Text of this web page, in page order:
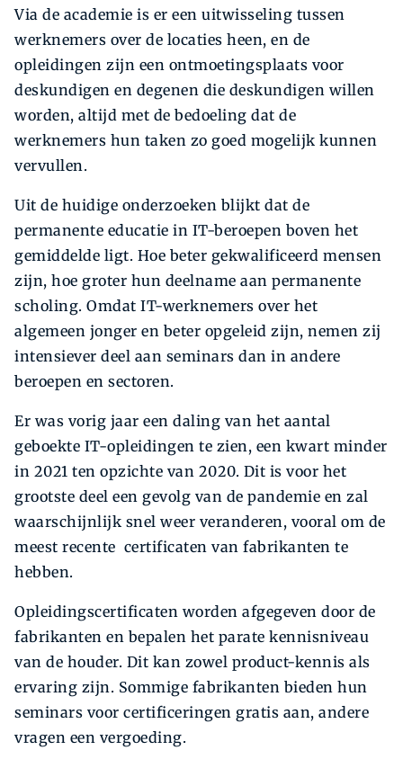
Via de academie is er een uitwisseling tussen
werknemers over de locaties heen, en de
opleidingen zijn een ontmoetingsplaats voor
deskundigen en degenen die deskundigen willen
worden, altijd met de bedoeling dat de
werknemers hun taken zo goed mogelijk kunnen
vervullen.
Uit de huidige onderzoeken blijkt dat de
permanente educatie in IT-beroepen boven het
gemiddelde ligt. Hoe beter gekwalificeerd mensen
zijn, hoe groter hun deelname aan permanente
scholing. Omdat IT-werknemers over het
algemeen jonger en beter opgeleid zijn, nemen zij
intensiever deel aan seminars dan in andere
beroepen en sectoren.
Er was vorig jaar een daling van het aantal
geboekte IT-opleidingen te zien, een kwart minder
in 2021 ten opzichte van 2020. Dit is voor het
grootste deel een gevolg van de pandemie en zal
waarschijnlijk snel weer veranderen, vooral om de
meest recente certificaten van fabrikanten te
hebben.
Opleidingscertificaten worden afgegeven door de
fabrikanten en bepalen het parate kennisniveau
van de houder. Dit kan zowel product-kennis als
ervaring zijn. Sommige fabrikanten bieden hun
seminars voor certificeringen gratis aan, andere
vragen een vergoeding.